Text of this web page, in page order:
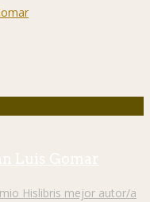
Luis Gomar
Hislibris mejor autor/a